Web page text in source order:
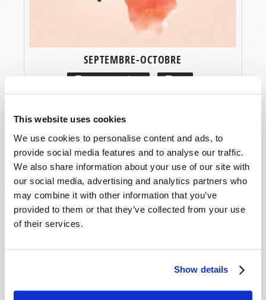
This website uses cookies
We use cookies to personalise content and ads, to
provide social media features and to analyse our traffic.
We also share information about your use of our site with
our social media, advertising and analytics partners who
may combine it with other information that you’ve
provided to them or that they’ve collected from your use
of their services.
Show details
SEPTEMBRE-OCTOBRE
LIRE CE NUMÉRO PDF